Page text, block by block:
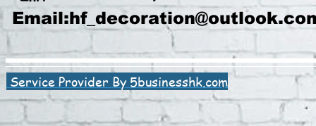
Email:
Service Provider By 5businesshk.com